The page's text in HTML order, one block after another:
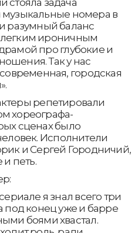
стояла задача
музыкальные номера в
разумный баланс
ироничным
про глубокие и
Так у нас
городская
репетировали
хореографа-
сценах было
Исполнители
и Сергей Городничий,
и петь.
я знал всего три
под конец уже и барре
боями хвастал.